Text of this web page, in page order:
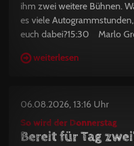
ihm zwei weitere Bühnen.
es viele
euch dabei?15:30 Marlo
weiterlesen
06.08.2026, 13:16 Uhr
So wird der Donnerstag
Bereit für Tag